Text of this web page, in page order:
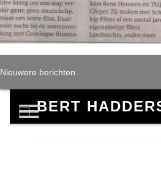
Nieuwere berichten